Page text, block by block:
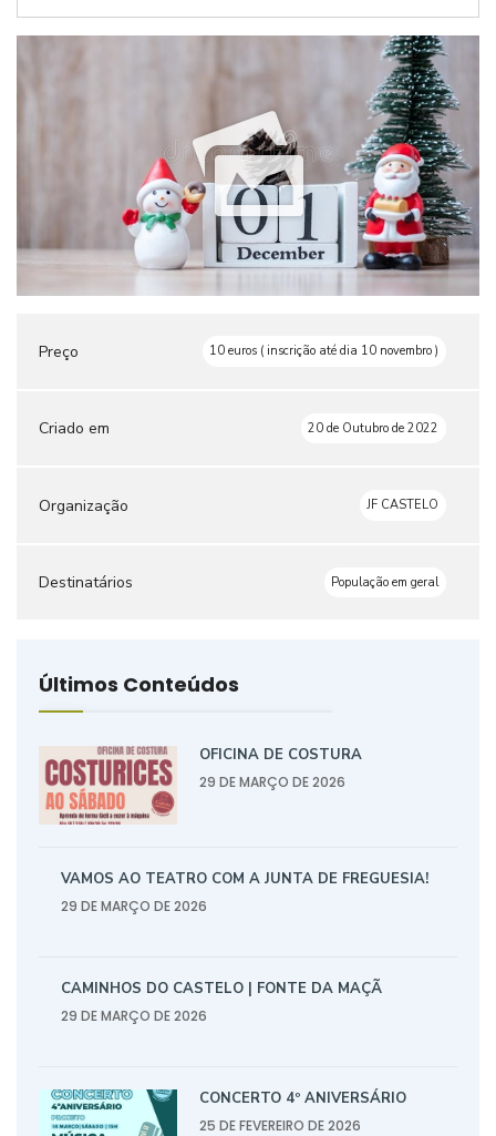
Preço 10 euros ( inscrição até dia 10 novembro )
Criado em 20 de Outubro de 2022
Organização JF CASTELO
Destinatários População em geral
Últimos Conteúdos
OFICINA DE COSTURA
29 DE MARÇO DE 2026
VAMOS AO TEATRO COM A JUNTA DE FREGUESIA!
29 DE MARÇO DE 2026
CAMINHOS DO CASTELO | FONTE DA MAÇÃ
29 DE MARÇO DE 2026
CONCERTO 4º ANIVERSÁRIO
25 DE FEVEREIRO DE 2026